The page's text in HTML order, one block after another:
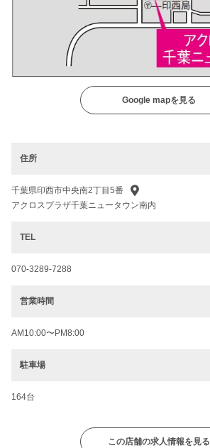
Google mapを見る
住所
千葉県印西市中央南2丁目5番
アクロスプラザ千葉ニュータウン南内
TEL
070-3289-7288
営業時間
AM10:00〜PM8:00
駐車場
164台
この店舗の求人情報を見る